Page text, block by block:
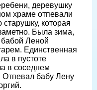
деревушку
храме отпевали
которая
Была зима,
Леной
Единственная
в пустоте
в соседнем
Отпевал бабу Лену